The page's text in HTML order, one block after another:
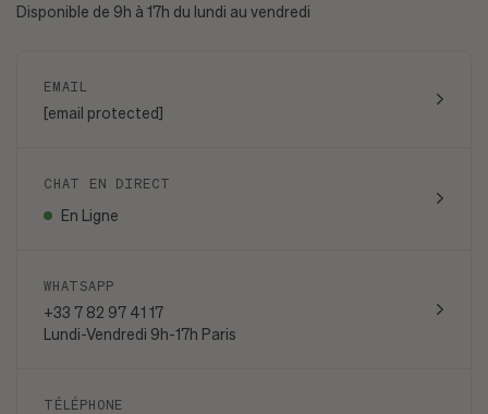
Disponible de 9h à 17h du lundi au vendredi
EMAIL
[email protected]
CHAT EN DIRECT
En Ligne
WHATSAPP
+33 7 82 97 41 17
Lundi-Vendredi 9h-17h Paris
TÉLÉPHONE